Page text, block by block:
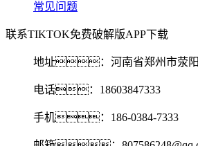
常见问题
联系TIKTOK免费破解版APP下载
地址：河南省郑州市荥阳
电话：18603847333
手机：186-0384-7333